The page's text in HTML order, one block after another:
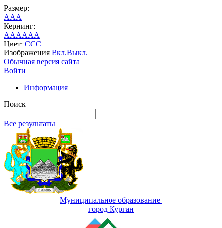
Размер:
AAA
Кернинг:
AAAAAA
Цвет: CCC
Изображения Вкл.Выкл.
Обычная версия сайта
Войти
Информация
Поиск
Все результаты
Муниципальное образование
город Курган